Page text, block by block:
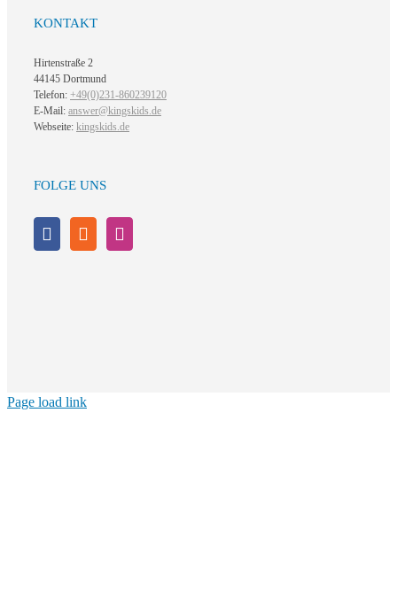
KONTAKT
Hirtenstraße 2
44145 Dortmund
Telefon: +49(0)231-860239120
E-Mail: answer@kingskids.de
Webseite: kingskids.de
FOLGE UNS
Page load link